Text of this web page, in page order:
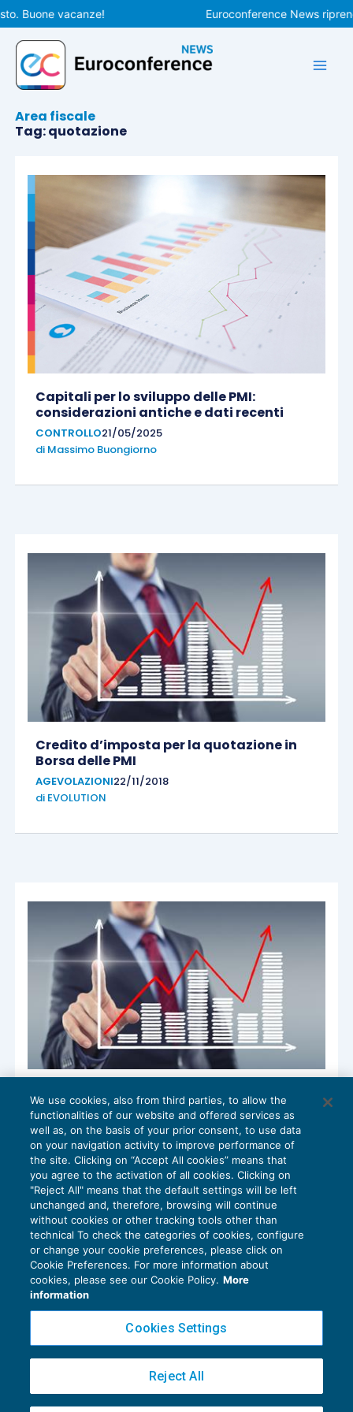
Vai
al
contenuto
Buone vacanze! Euroconference News
Area fiscale
Tag: quotazione
Capitali per lo sviluppo delle PMI:
considerazioni antiche e dati recenti
CONTROLLO21/05/2025
di Massimo Buongiorno
Credito d’imposta per la quotazione in
Borsa delle PMI
AGEVOLAZIONI22/11/2018
di EVOLUTION
Credito d’imposta per la quotazione delle
Pmi
AGEVOLAZIONI25/07/2018
diFederica Furlani
Privacy Policy
Cookie Policy
Copyright 2016 ©Gruppo Euroconference S.p.A.v2.32.3
Piazza Luigi Einaudi, 10N01 - 20124 Milano - info@ecnews.it
We use cookies, also from third parties, to allow the
functionalities of our website and offered services as
well as, on the basis of your prior consent, to use data
on your navigation activity to improve performance of
the site. Clicking on “Accept All cookies” means that
you agree to the activation of all cookies. Clicking on
"Reject All" means that the default settings will be left
unchanged and, therefore, browsing will continue
without cookies or other tracking tools other than
technical To check the categories of cookies, configure
or change your cookie preferences, please click on
Cookie Preferences. For more information about
cookies, please see our Cookie Policy. More
information
Cookies Settings
Reject All